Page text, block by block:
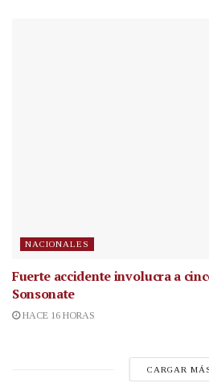
NACIONALES
Fuerte accidente involucra a
Sonsonate
HACE 16 HORAS
CARGAR